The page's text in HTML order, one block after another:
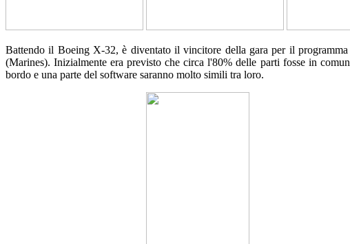
Battendo il Boeing X-32, è diventato il vincitore della gara per il
(Marines). Inizialmente era previsto che circa l'80% delle parti fosse in
bordo e una parte del software saranno molto simili tra loro.